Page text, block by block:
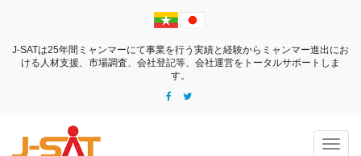
J-SATは25年間ミャンマーにて事業を行う実績と経験からミャンマー進出にお
ける 人材支援、市場調査、会社登記等、会社運営をトータルサポートしま
す。